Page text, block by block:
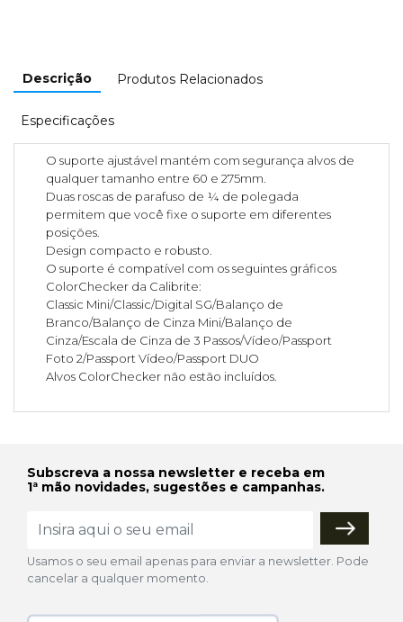
Descrição Produtos Relacionados
Especificações
O suporte ajustável mantém com segurança alvos de
qualquer tamanho entre 60 e 275mm.
Duas roscas de parafuso de ¼ de polegada
permitem que você fixe o suporte em diferentes
posições.
Design compacto e robusto.
O suporte é compatível com os seguintes gráficos
ColorChecker da Calibrite:
Classic Mini/Classic/Digital SG/Balanço de
Branco/Balanço de Cinza Mini/Balanço de
Cinza/Escala de Cinza de 3 Passos/Vídeo/Passport
Foto 2/Passport Vídeo/Passport DUO
Alvos ColorChecker não estão incluídos.
Subscreva a nossa newsletter e receba em
1ª mão novidades, sugestões e campanhas.
Usamos o seu email apenas para enviar a newsletter. Pode
cancelar a qualquer momento.